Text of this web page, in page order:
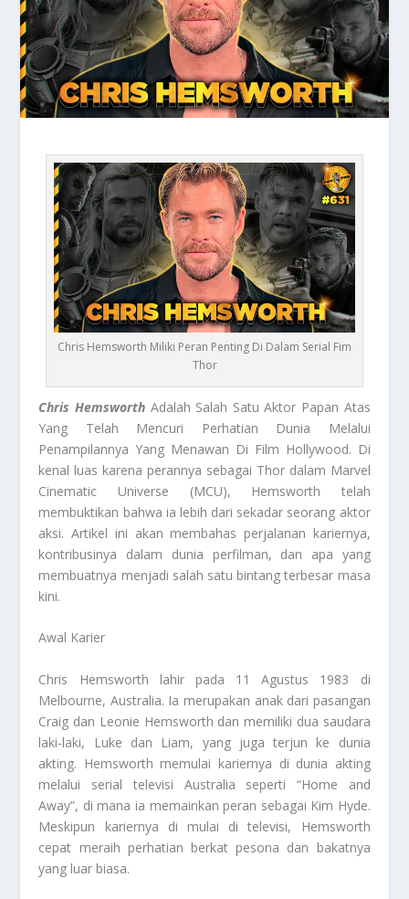
Chris Hemsworth Miliki Peran Penting Di Dalam Serial Fim
Thor
Chris Hemsworth Adalah Salah Satu Aktor Papan Atas
Yang Telah Mencuri Perhatian Dunia Melalui
Penampilannya Yang Menawan Di Film Hollywood. Di
kenal luas karena perannya sebagai Thor dalam Marvel
Cinematic Universe (MCU), Hemsworth telah
membuktikan bahwa ia lebih dari sekadar seorang aktor
aksi. Artikel ini akan membahas perjalanan kariernya,
kontribusinya dalam dunia perfilman, dan apa yang
membuatnya menjadi salah satu bintang terbesar masa
kini.
Awal Karier
Chris Hemsworth lahir pada 11 Agustus 1983 di
Melbourne, Australia. Ia merupakan anak dari pasangan
Craig dan Leonie Hemsworth dan memiliki dua saudara
laki-laki, Luke dan Liam, yang juga terjun ke dunia
akting. Hemsworth memulai kariernya di dunia akting
melalui serial televisi Australia seperti “Home and
Away”, di mana ia memainkan peran sebagai Kim Hyde.
Meskipun kariernya di mulai di televisi, Hemsworth
cepat meraih perhatian berkat pesona dan bakatnya
yang luar biasa.